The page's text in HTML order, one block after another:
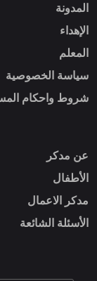
المدونة
الإهداء
المعلم
سياسة الخصوصية
شروط واحكام
عن مدكر
الأطفال
مدكر الاعمال
الأسئلة الشائعة